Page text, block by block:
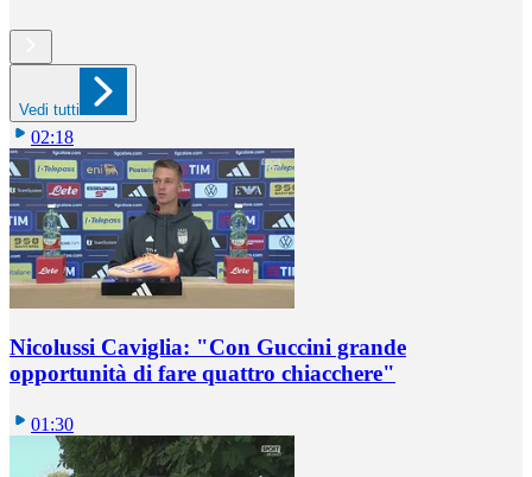
Vedi tutti
02:18
Nicolussi Caviglia: "Con Guccini grande
opportunità di fare quattro chiacchere"
01:30